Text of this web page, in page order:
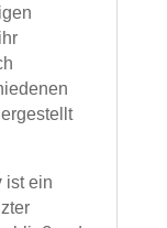
ist ein